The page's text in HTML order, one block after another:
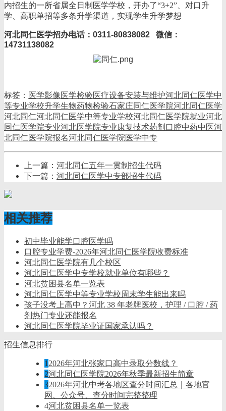
内招生的一所省属全日制医学学校，开办了“3+2”、对口升
学、高职单招等多条升学渠道，实现学生升学梦想
河北同仁医学招办电话：0311-80838082 微信：
14731138082
标签： 医学影像医学检验医疗设备安装与维护河北同仁医学中
等专业学校升学生物药物检验石家庄同仁医学院河北同仁医学
河北同仁河北同仁医学中等专业学校河北同仁医学院就业河北
同仁医学院专业河北医学院专业康复技术药剂 口腔中药中医河
北同仁医学院报名河北同仁医学院医学中专
上一篇： 河北同仁五年一贯制招生代码
下一篇： 河北同仁医学中专部招生代码
相关推荐
初中毕业能学口腔医学吗
口腔专业学费-2026年河北同仁医学院收费标准
河北同仁医学院有几个校区
河北同仁医学中专学校就业单位有哪些？
河北贫困县名单一览表
河北同仁医学中等专业学校周末学生能出来吗
孩子没考上高中？河北 38 年老牌医校，护理 / 口腔 / 药
剂热门专业还能报名
河北同仁医学院毕业证国家承认吗？
招生信息排行
1 2026年河北张家口高中录取分数线？
2河北同仁医学院2026年秋季最新招生简章
32026年河北中考各地区查分时间汇总｜各地官
网、公众号、查分时间完整整理
4河北贫困县名单一览表